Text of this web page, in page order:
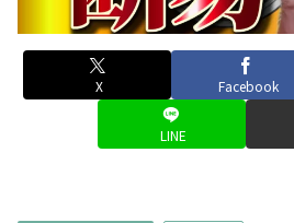
X Facebook
LINE